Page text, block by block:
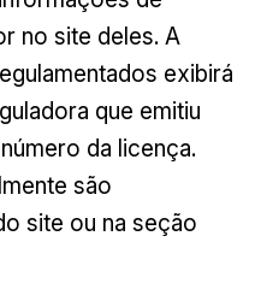
no site deles. A
exibirá
que emitiu
da licença.
são
site ou na seção